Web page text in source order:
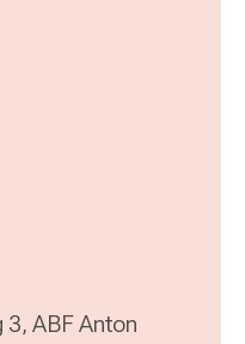
ABF Anton